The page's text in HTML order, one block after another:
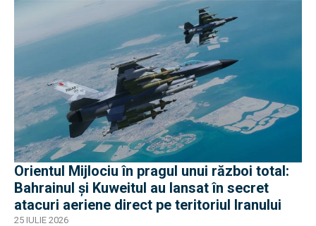
Orientul Mijlociu în pragul unui război total:
Bahrainul și Kuweitul au lansat în secret
atacuri aeriene direct pe teritoriul Iranului
25 IULIE 2026